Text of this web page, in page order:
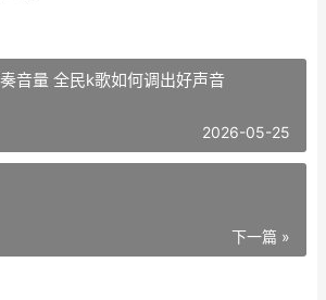
音量 全民k歌如何调出好声音
2026-05-25
下一篇 »